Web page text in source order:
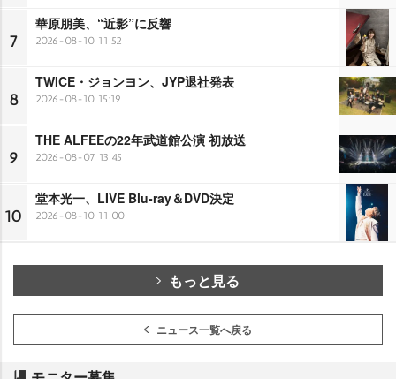
7
華原朋美、“近影”に反響
2026-08-10 11:52
8
TWICE・ジョンヨン、JYP退社発表
2026-08-10 15:19
9
THE ALFEEの22年武道館公演 初放送
2026-08-07 13:45
10
堂本光一、LIVE Blu-ray＆DVD決定
2026-08-10 11:00
もっと見る
ニュース一覧へ戻る